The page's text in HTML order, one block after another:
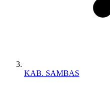
KAB. SAMBAS